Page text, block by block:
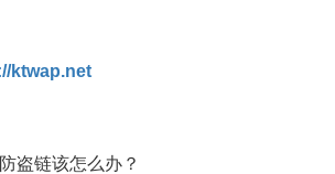
ktwap.net
盗链该怎么办？